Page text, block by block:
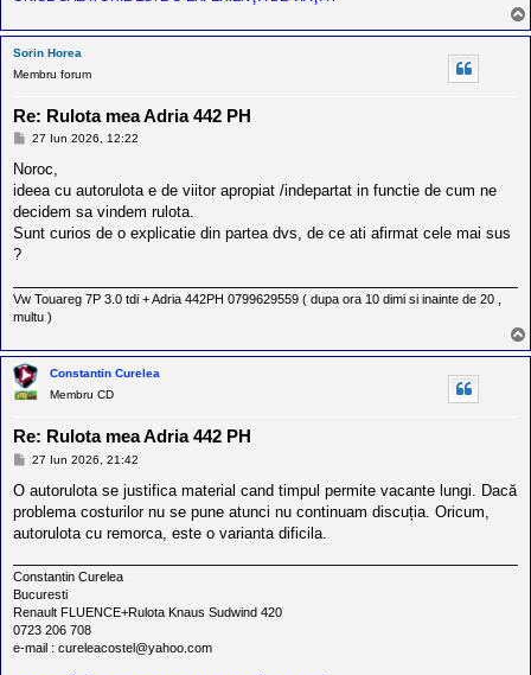
Sorin Horea
Membru forum
Re: Rulota mea Adria 442 PH
M
s
j
27 Iun 2026, 12:22
Noroc,
ideea cu autorulota e de viitor apropiat /indepartat in functie de cum ne
decidem sa vindem rulota.
Sunt curios de o explicatie din partea dvs, de ce ati afirmat cele mai sus
?
Vw Touareg 7P 3.0 tdi + Adria 442PH 0799629559 ( dupa ora 10 dimi si inainte de 20 ,
multu )
Constantin Curelea
Membru CD
Re: Rulota mea Adria 442 PH
M
s
j
27 Iun 2026, 21:42
O autorulota se justifica material cand timpul permite vacante lungi. Dacă
problema costurilor nu se pune atunci nu continuam discuția. Oricum,
autorulota cu remorca, este o varianta dificila.
Constantin Curelea
Bucuresti
Renault FLUENCE+Rulota Knaus Sudwind 420
0723 206 708
e-mail : cureleacostel@yahoo.com